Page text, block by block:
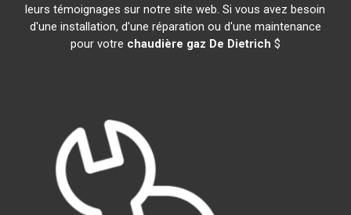
leurs témoignages sur notre site web. Si vous avez besoin
d'une installation, d'une réparation ou d'une maintenance
pour votre chaudière gaz De Dietrich $